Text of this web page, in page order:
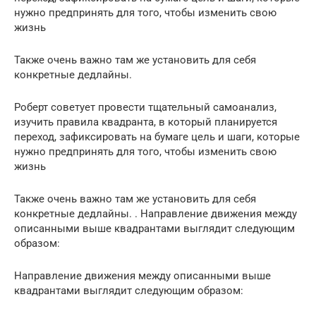
нужно предпринять для того, чтобы изменить свою
жизнь
Также очень важно там же установить для себя
конкретные дедлайны.
Роберт советует провести тщательный самоанализ,
изучить правила квадранта, в который планируется
переход, зафиксировать на бумаге цель и шаги, которые
нужно предпринять для того, чтобы изменить свою
жизнь
Также очень важно там же установить для себя
конкретные дедлайны. . Направление движения между
описанными выше квадрантами выглядит следующим
образом:
Направление движения между описанными выше
квадрантами выглядит следующим образом: